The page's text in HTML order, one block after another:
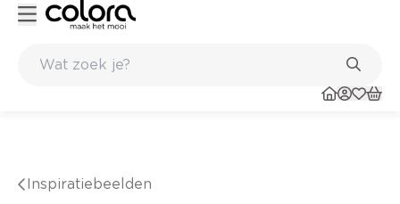
Inspiratiebeelden